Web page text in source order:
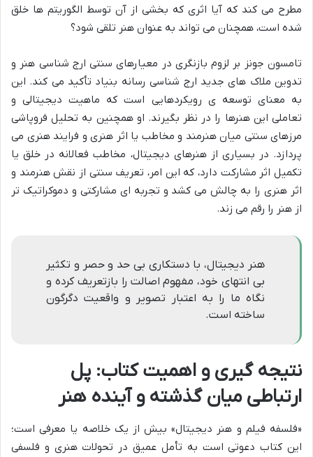
مطرح می کند که آیا اثری که بخشی از آن توسط الگوریتم ها خلق
شده است، همچنان می تواند به عنوان هنر تلقی شود؟
تامسون جونز بر لزوم بازنگری در معیارهای سنتی ارج شناسی هنر و
تدوین ملاک های جدید ارج شناسی رسانه بنیاد تأکید می کند. این
به معنای توسعه ی رویکردهایی است که ماهیت دیجیتالی و
تعاملی این هنرها را در نظر بگیرند. او همچنین به تحلیل فروپاشی
مرزهای سنتی میان هنرمند و مخاطب یا اثر هنری و فرایند هنری می
پردازد. در بسیاری از هنرهای دیجیتال، مخاطب فعالانه در خلق یا
تکمیل اثر مشارکت دارد، که این امر، تعریف سنتی از نقش هنرمند و
اثر هنری را به چالش می کشد و تجربه ای مشارکتی و دموکراتیک تر
از هنر را رقم می زند.
هنر دیجیتال، با دستکاری بی حد و حصر و تکثیر
بی انتهای خود، مفهوم اصالت را بازتعریف کرده و
نگاه ما را به اعتبار تصویر و واقعیت دگرگون
ساخته است.
نتیجه گیری و اهمیت کتاب: پل
ارتباطی میان گذشته و آینده هنر
«فلسفه فیلم و هنر دیجیتال» بیش از یک خلاصه یا معرفی است؛
این کتاب دعوتی است به تأمل عمیق در تحولات هنری و فلسفی